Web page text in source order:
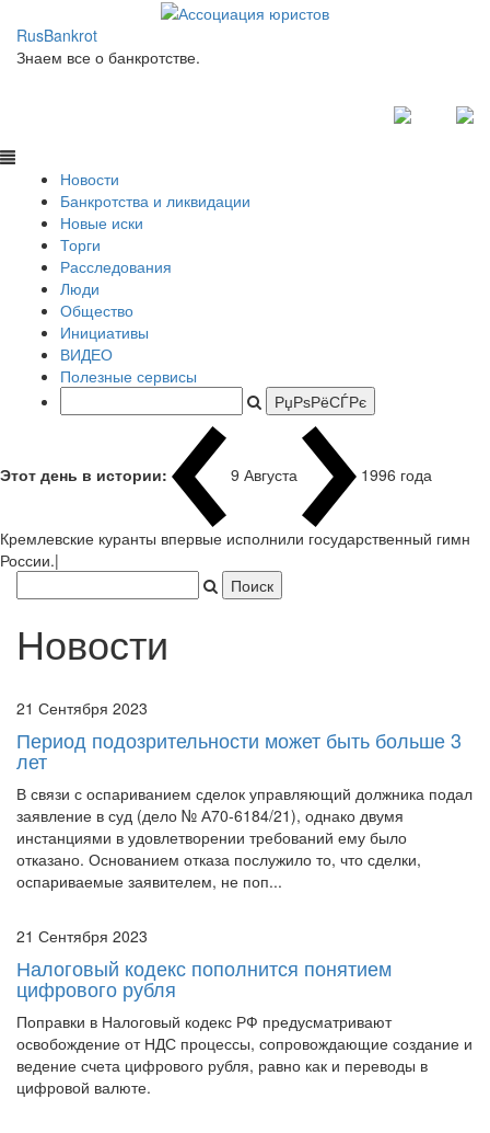
RusBankrot
Знаем все о банкротстве.
Новости
Банкротства и ликвидации
Новые иски
Торги
Расследования
Люди
Общество
Инициативы
ВИДЕО
Полезные сервисы
Этот день в истории: 9 Августа 1|
Новости
21 Сентября 2023
лет
В связи с оспариванием сделок управляющий должника подал
заявление в суд (дело № А70-6184/21), однако двумя
инстанциями в удовлетворении требований ему было
отказано. Основанием отказа послужило то, что сделки,
оспариваемые заявителем, не поп...
21 Сентября 2023
цифрового рубля
Поправки в Налоговый кодекс РФ предусматривают
освобождение от НДС процессы, сопровождающие создание и
ведение счета цифрового рубля, равно как и переводы в
цифровой валюте.
21 Сентября 2023